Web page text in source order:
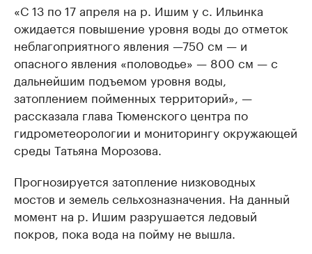
«С 13 по 17 апреля на р. Ишим у с. Ильинка
ожидается повышение уровня воды до отметок
неблагоприятного явления —750 см — и
опасного явления «половодье» — 800 см — с
дальнейшим подъемом уровня воды,
затоплением пойменных территорий», —
рассказала глава Тюменского центра по
гидрометеорологии и мониторингу окружающей
среды Татьяна Морозова.
Прогнозируется затопление низководных
мостов и земель сельхозназначения. На данный
момент на р. Ишим разрушается ледовый
покров, пока вода на пойму не вышла.